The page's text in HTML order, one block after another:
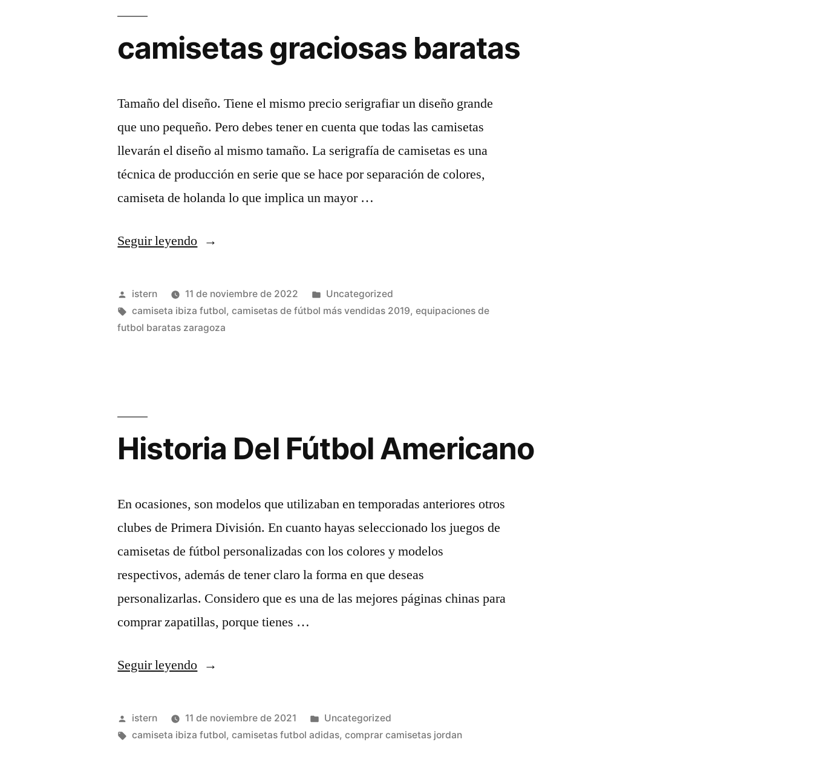
camisetas graciosas baratas
Tamaño del diseño. Tiene el mismo precio serigrafiar un diseño grande
que uno pequeño. Pero debes tener en cuenta que todas las camisetas
llevarán el diseño al mismo tamaño. La serigrafía de camisetas es una
técnica de producción en serie que se hace por separación de colores,
camiseta de holanda lo que implica un mayor …
Seguir leyendo«camisetas
baratas»
Publicado
por
istern 11 de noviembre de 2022
Publicado
en
Uncategorized
Etiquetas:
camiseta ibiza futbol,camisetas de fútbol más vendidas 2019,equipaciones de
futbol baratas zaragoza
Historia Del Fútbol Americano
En ocasiones, son modelos que utilizaban en temporadas anteriores otros
clubes de Primera División. En cuanto hayas seleccionado los juegos de
camisetas de fútbol personalizadas con los colores y modelos
respectivos, además de tener claro la forma en que deseas
personalizarlas. Considero que es una de las mejores páginas chinas para
comprar zapatillas, porque tienes …
Seguir leyendo«Historia
Fútbol
Americano»
Publicado
por
istern 11 de noviembre de 2021
Publicado
en
Uncategorized
Etiquetas:
camiseta ibiza futbol,camisetas futbol adidas,comprar camisetas jordan